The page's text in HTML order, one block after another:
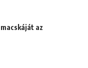
macskáját az